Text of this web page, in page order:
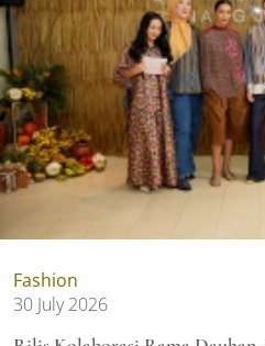
Fashion
30 July 2026